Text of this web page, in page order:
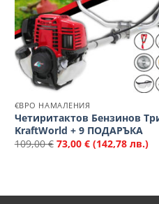
€ВРО НАМАЛЕНИЯ
Четиритактов Бензинов
KraftWorld + 9 ПОДАРЪКА
109,00€ 73,00€ (142,78 лв.)